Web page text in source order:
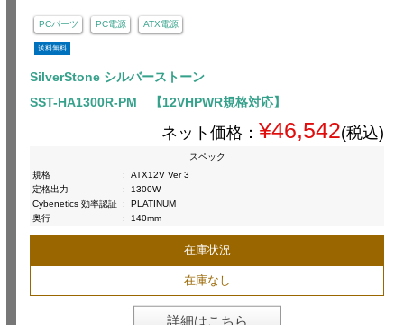
PCパーツ PC電源 ATX電源
送料無料
SilverStone シルバーストーン
SST-HA1300R-PM 【12VHPWR規格対応】
ネット価格： ¥46,542(税込)
スペック
規格
:
ATX12V Ver 3
定格出力
:
1300W
Cybenetics 効率認証 :
PLATINUM
奥行
: 140mm
在庫状況
在庫なし
詳細はこちら